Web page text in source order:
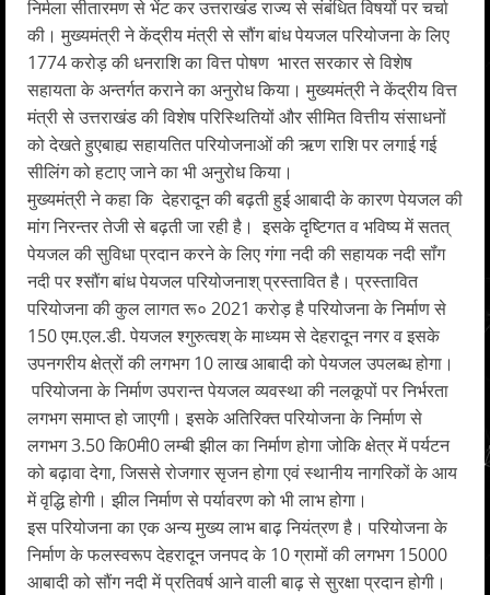
निर्मला सीतारमण से भेंट कर उत्तराखंड राज्य से संबंधित विषयों पर चर्चा
की। मुख्यमंत्री ने केंद्रीय मंत्री से सौंग बांध पेयजल परियोजना के लिए
1774 करोड़ की धनराशि का वित्त पोषण भारत सरकार से विशेष
सहायता के अन्तर्गत कराने का अनुरोध किया। मुख्यमंत्री ने केंद्रीय वित्त
मंत्री से उत्तराखंड की विशेष परिस्थितियों और सीमित वित्तीय संसाधनों
को देखते हुएबाह्य सहायतित परियोजनाओं की ऋण राशि पर लगाई गई
सीलिंग को हटाए जाने का भी अनुरोध किया।
मुख्यमंत्री ने कहा कि देहरादून की बढ़ती हुई आबादी के कारण पेयजल की
मांग निरन्तर तेजी से बढ़ती जा रही है। इसके दृष्टिगत व भविष्य में सतत्
पेयजल की सुविधा प्रदान करने के लिए गंगा नदी की सहायक नदी सॉंग
नदी पर श्सौंग बांध पेयजल परियोजनाश् प्रस्तावित है। प्रस्तावित
परियोजना की कुल लागत रू० 2021 करोड़ है परियोजना के निर्माण से
150 एम.एल.डी. पेयजल श्गुरुत्वश् के माध्यम से देहरादून नगर व इसके
उपनगरीय क्षेत्रों की लगभग 10 लाख आबादी को पेयजल उपलब्ध होगा।
परियोजना के निर्माण उपरान्त पेयजल व्यवस्था की नलकूपों पर निर्भरता
लगभग समाप्त हो जाएगी। इसके अतिरिक्त परियोजना के निर्माण से
लगभग 3.50 कि0मी0 लम्बी झील का निर्माण होगा जोकि क्षेत्र में पर्यटन
को बढ़ावा देगा, जिससे रोजगार सृजन होगा एवं स्थानीय नागरिकों के आय
में वृद्धि होगी। झील निर्माण से पर्यावरण को भी लाभ होगा।
इस परियोजना का एक अन्य मुख्य लाभ बाढ़ नियंत्रण है। परियोजना के
निर्माण के फलस्वरूप देहरादून जनपद के 10 ग्रामों की लगभग 15000
आबादी को सौंग नदी में प्रतिवर्ष आने वाली बाढ़ से सुरक्षा प्रदान होगी।